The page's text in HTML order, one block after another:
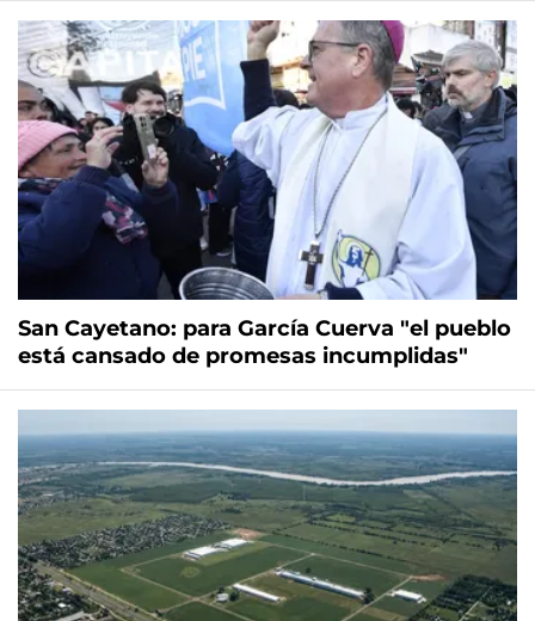
San Cayetano: para García Cuerva "el pueblo
está cansado de promesas incumplidas"